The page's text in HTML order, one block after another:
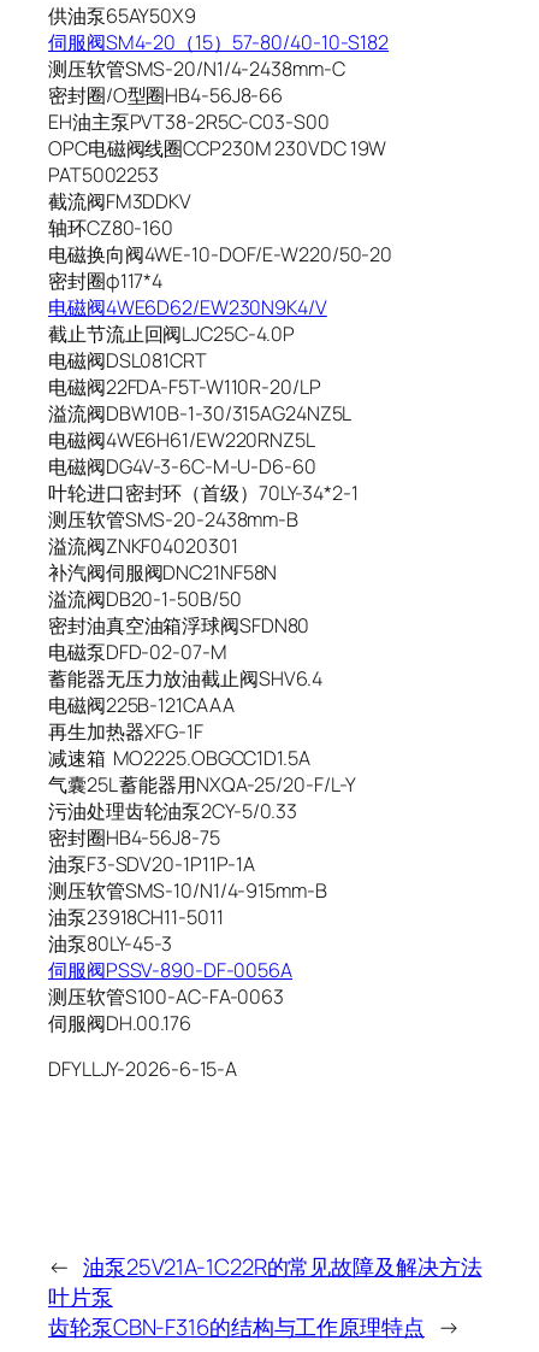
供油泵65AY50X9
伺服阀SM4-20（15）57-80/40-10-S182
测压软管SMS-20/N1/4-2438mm-C
密封圈/O型圈HB4-56J8-66
EH油主泵PVT38-2R5C-C03-S00
OPC电磁阀线圈CCP230M 230VDC 19W
PAT5002253
截流阀FM3DDKV
轴环CZ80-160
电磁换向阀4WE-10-DOF/E-W220/50-20
密封圈φ117*4
电磁阀4WE6D62/EW230N9K4/V
截止节流止回阀LJC25C-4.0P
电磁阀DSL081CRT
电磁阀22FDA-F5T-W110R-20/LP
溢流阀DBW10B-1-30/315AG24NZ5L
电磁阀4WE6H61/EW220RNZ5L
电磁阀DG4V-3-6C-M-U-D6-60
叶轮进口密封环（首级）70LY-34*2-1
测压软管SMS-20-2438mm-B
溢流阀ZNKF04020301
补汽阀伺服阀DNC21NF58N
溢流阀DB20-1-50B/50
密封油真空油箱浮球阀SFDN80
电磁泵DFD-02-07-M
蓄能器无压力放油截止阀SHV6.4
电磁阀225B-121CAAA
再生加热器XFG-1F
减速箱 MO2225.OBGCC1D1.5A
气囊25L 蓄能器用NXQA-25/20-F/L-Y
污油处理齿轮油泵2CY-5/0.33
密封圈HB4-56J8-75
油泵F3-SDV20-1P11P-1A
测压软管SMS-10/N1/4-915mm-B
油泵23918CH11-5011
油泵80LY-45-3
伺服阀PSSV-890-DF-0056A
测压软管S100-AC-FA-0063
伺服阀DH.00.176
DFYLLJY-2026-6-15-A
← 油泵25V21A-1C22R的常见故障及解决方法
叶片泵
齿轮泵CBN-F316的结构与工作原理特点 →